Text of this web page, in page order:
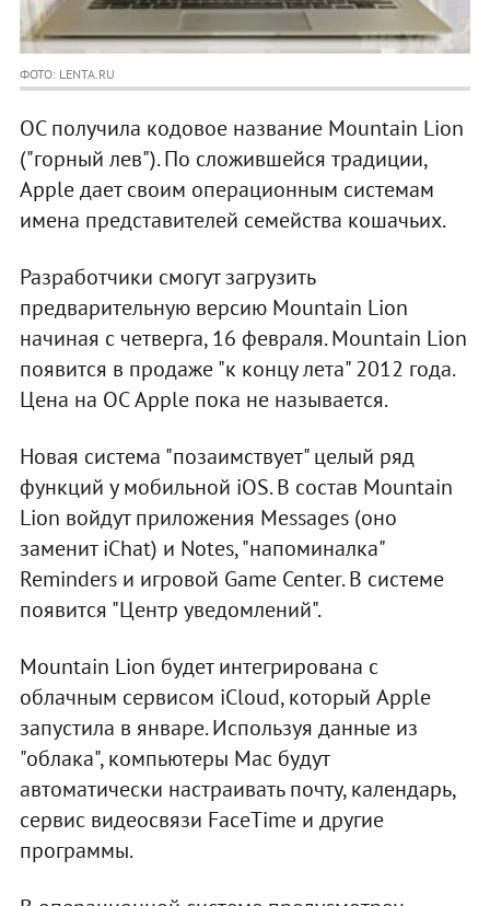
ФОТО: LENTA.RU
ОС получила кодовое название Mountain Lion
("горный лев"). По сложившейся традиции,
Apple дает своим операционным системам
имена представителей семейства кошачьих.
Разработчики смогут загрузить
предварительную версию Mountain Lion
начиная с четверга, 16 февраля. Mountain Lion
появится в продаже "к концу лета" 2012 года.
Цена на ОС Apple пока не называется.
Новая система "позаимствует" целый ряд
функций у мобильной iOS. В состав Mountain
Lion войдут приложения Messages (оно
заменит iChat) и Notes, "напоминалка"
Reminders и игровой Game Center. В системе
появится "Центр уведомлений".
Mountain Lion будет интегрирована с
облачным сервисом iCloud, который Apple
запустила в январе. Используя данные из
"облака", компьютеры Mac будут
автоматически настраивать почту, календарь,
сервис видеосвязи FaceTime и другие
программы.